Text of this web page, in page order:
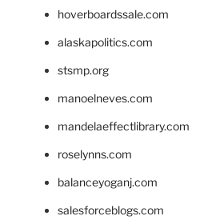
hoverboardssale.com
alaskapolitics.com
stsmp.org
manoelneves.com
mandelaeffectlibrary.com
roselynns.com
balanceyoganj.com
salesforceblogs.com